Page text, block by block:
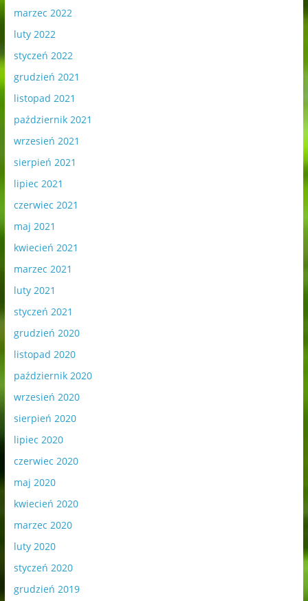
marzec 2022
luty 2022
styczeń 2022
grudzień 2021
listopad 2021
październik 2021
wrzesień 2021
sierpień 2021
lipiec 2021
czerwiec 2021
maj 2021
kwiecień 2021
marzec 2021
luty 2021
styczeń 2021
grudzień 2020
listopad 2020
październik 2020
wrzesień 2020
sierpień 2020
lipiec 2020
czerwiec 2020
maj 2020
kwiecień 2020
marzec 2020
luty 2020
styczeń 2020
grudzień 2019